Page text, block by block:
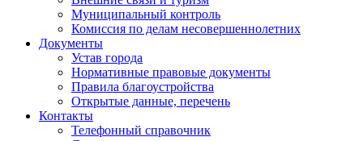
Муниципальный контроль
Комиссия по делам несовершеннолетних
Документы
Устав города
Нормативные правовые документы
Правила благоустройства
Открытые данные, перечень
Контакты
Телефонный справочник